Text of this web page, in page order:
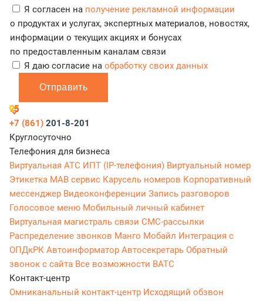
Я согласен на получение рекламной информации
о продуктах и услугах, экспертных материалов, новостях,
информации о текущих акциях и бонусах
по предоставленным каналам связи
Я даю согласие на обработку своих данных
Отправить
+7 (861) 201-8-201
Круглосуточно
Телефония для бизнеса
Виртуальная АТС ИПТ (IP-телефония) Виртуальный номер
Этикетка МАВ сервис Карусель номеров Корпоративный
мессенджер Видеоконференции Запись разговоров
Голосовое меню Мобильный личный кабинет
Виртуальная магистраль связи СМС-рассылки
Распределение звонков Манго Мобайл Интеграция с
ОПДкРК Автоинформатор Автосекретарь Обратный
звонок с сайта Все возможности ВАТС
Контакт-центр
Омниканальный контакт-центр Исходящий обзвон